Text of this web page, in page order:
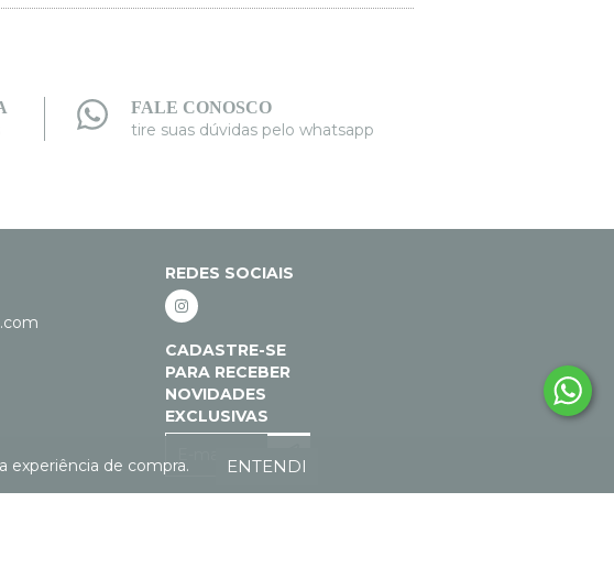
experiência de compra. ENTENDI
FALE CONOSCO
tire suas dúvidas pelo whatsapp
REDES SOCIAIS
CADASTRE-SE
PARA RECEBER
NOVIDADES
EXCLUSIVAS